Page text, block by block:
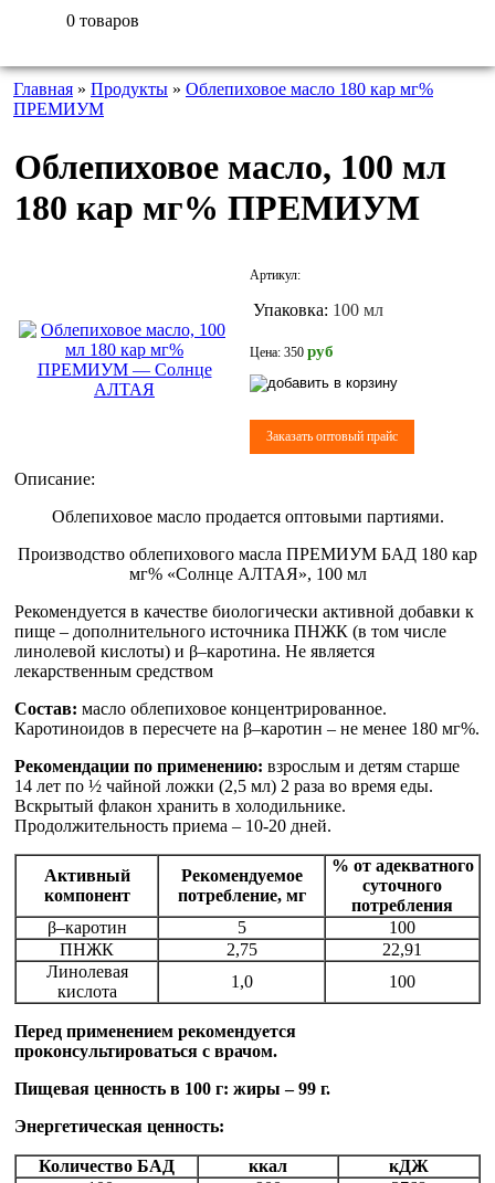
0 товаров
Главная » Продукты » Облепиховое масло 180 кар мг%
ПРЕМИУМ
Облепиховое масло, 100 мл
180 кар мг% ПРЕМИУМ
Артикул:
Упаковка: 100 мл
Цена: 350 pуб
Заказать оптовый прайс
Описание:
Облепиховое масло продается оптовыми партиями.
Производство облепихового масла ПРЕМИУМ БАД 180 кар
мг% «Солнце АЛТАЯ», 100 мл
Рекомендуется в качестве биологически активной добавки к
пище – дополнительного источника ПНЖК (в том числе
линолевой кислоты) и β–каротина. Не является
лекарственным средством
Состав: масло облепиховое концентрированное.
Каротиноидов в пересчете на β–каротин – не менее 180 мг%.
Рекомендации по применению: взрослым и детям старше
14 лет по ½ чайной ложки (2,5 мл) 2 раза во время еды.
Вскрытый флакон хранить в холодильнике.
Продолжительность приема – 10-20 дней.
Активный
компонент
Рекомендуемое
потребление, мг
% от адекватного
суточного
потребления
β–каротин
5
100
ПНЖК
2,75
22,91
Линолевая
кислота
1,0 100
Перед применением рекомендуется
проконсультироваться с врачом.
Пищевая ценность в 100 г: жиры – 99 г.
Энергетическая ценность:
Количество БАД ккал
кДЖ